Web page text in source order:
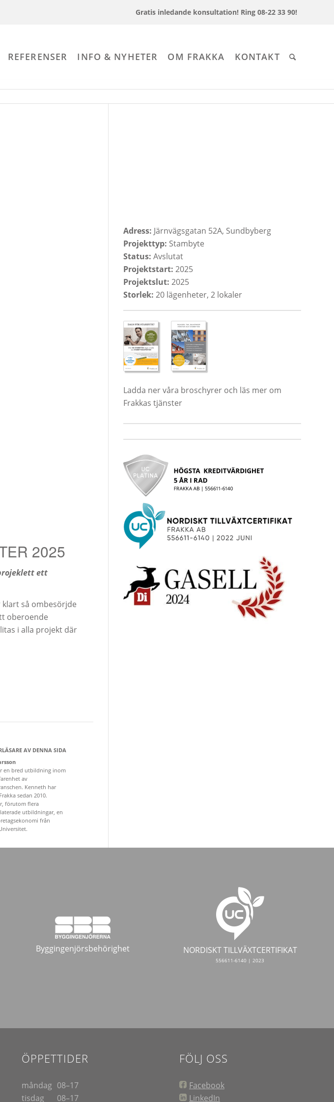
Gratis inledande konsultation! Ring 08-22 33 90!
REFERENSER INFO & NYHETER OM FRAKKA KONTAKT
2025
ett
så ombesörjde
oberoende
i alla projekt där
AV DENNA SIDA
en bred utbildning inom
av
Kenneth har
sedan 2010.
förutom flera
utbildningar, en
från
Adress: Järnvägsgatan 52A, Sundbyberg
Projekttyp: Stambyte
Status: Avslutat
Projektstart: 2025
Projektslut: 2025
Storlek: 20 lägenheter, 2 lokaler
Ladda ner våra broschyrer och läs mer om
Frakkas tjänster
Byggingenjörsbehörighet NORDISKT TILLVÄXTCERTIFIKAT
556611-6140 | 2023
ÖPPETTIDER
måndag
tisdag
08–17
08–17
FÖLJ OSS
Facebook
LinkedIn